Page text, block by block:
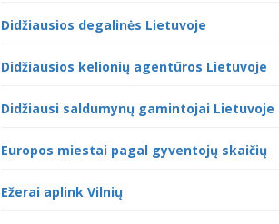
Didžiausios degalinės Lietuvoje
Didžiausios kelionių agentūros Lietuvoje
Didžiausi saldumynų gamintojai Lietuvoje
Europos miestai pagal gyventojų skaičių
Ežerai aplink Vilnių